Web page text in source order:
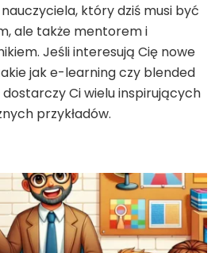
który dziś musi być
ale także mentorem i
Jeśli interesują Cię nowe
jak e-learning czy blended
Ci wielu inspirujących
przykładów.